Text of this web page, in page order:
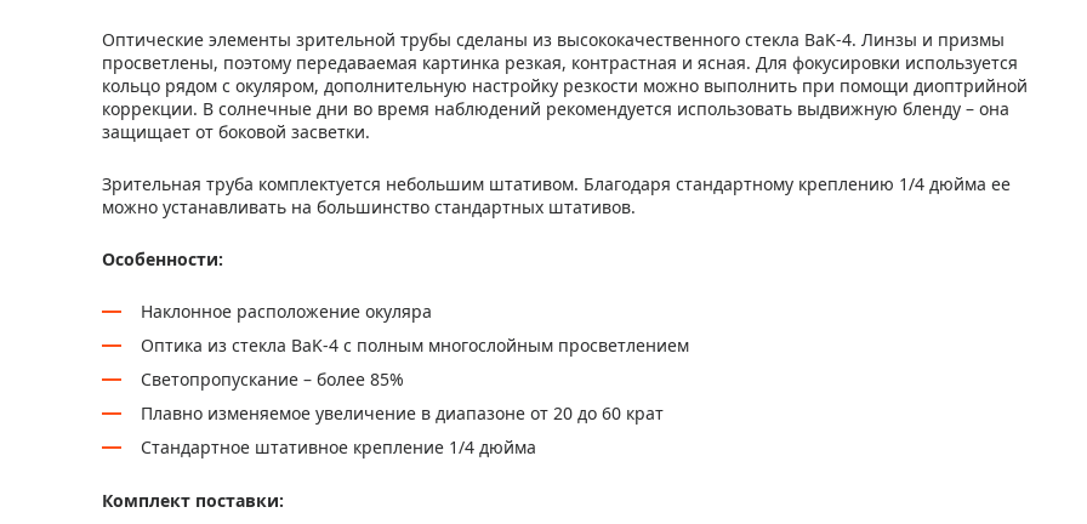
Оптические элементы зрительной трубы сделаны из высококачественного стекла BaK-4. Линзы и призмы
просветлены, поэтому передаваемая картинка резкая, контрастная и ясная. Для фокусировки используется
кольцо рядом с окуляром, дополнительную настройку резкости можно выполнить при помощи диоптрийной
коррекции. В солнечные дни во время наблюдений рекомендуется использовать выдвижную бленду – она
защищает от боковой засветки.
Зрительная труба комплектуется небольшим штативом. Благодаря стандартному креплению 1/4 дюйма ее
можно устанавливать на большинство стандартных штативов.
Особенности:
Наклонное расположение окуляра
Оптика из стекла BaK-4 с полным многослойным просветлением
Светопропускание – более 85%
Плавно изменяемое увеличение в диапазоне от 20 до 60 крат
Стандартное штативное крепление 1/4 дюйма
Комплект поставки: